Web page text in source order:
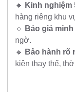
🔹
Kinh nghiệm
hàng riêng khu
🔹
Báo giá
ngờ.
🔹
Bảo hành rõ
kiện thay thế,